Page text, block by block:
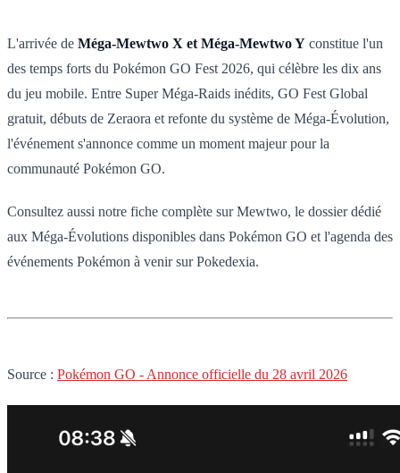
L'arrivée de Méga-Mewtwo X et Méga-Mewtwo Y constitue l'un
des temps forts du Pokémon GO Fest 2026, qui célèbre les dix ans
du jeu mobile. Entre Super Méga-Raids inédits, GO Fest Global
gratuit, débuts de Zeraora et refonte du système de Méga-Évolution,
l'événement s'annonce comme un moment majeur pour la
communauté Pokémon GO.
Consultez aussi notre fiche complète sur Mewtwo, le dossier dédié
aux Méga-Évolutions disponibles dans Pokémon GO et l'agenda des
événements Pokémon à venir sur Pokedexia.
Source : Pokémon GO - Annonce officielle du 28 avril 2026